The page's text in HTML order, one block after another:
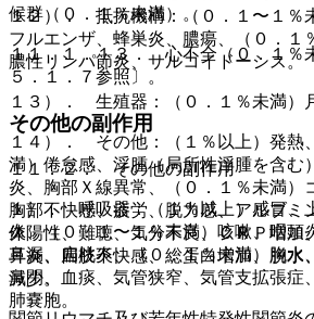
１２）． 抵抗機構：（０．１〜１％
フルエンザ、蜂巣炎、膿瘍、（０．１
膿性リンパ節炎、サルコイドーシス。
１３）． 生殖器：（０．１％未満）
１４）． その他：（１％以上）発熱
満）倦怠感、浮腫（局所性浮腫を含む
炎、胸部Ｘ線異常、（０．１％未満）
胸部不快感、疲労、脱力感、アルブミ
体陽性、難聴、気分不良、ＣＲＰ増加
耳炎、四肢不快感、総蛋白増加、脱水
減少。
候群（０．１％未満）。
１１．１．１３． 心不全（０．１％
５．１．７参照〕。
その他の副作用
１１．２． その他の副作用
１）． 呼吸器：（１％以上）感冒、
炎、（０．１〜１％未満）咳嗽、咽頭
鼻漏、扁桃炎、（０．１％未満）胸水
鼻閉、血痰、気管狭窄、気管支拡張症
肺嚢胞。